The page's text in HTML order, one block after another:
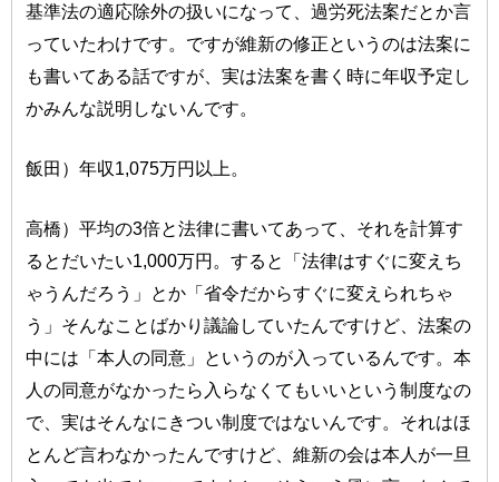
基準法の適応除外の扱いになって、過労死法案だとか言
っていたわけです。ですが維新の修正というのは法案に
も書いてある話ですが、実は法案を書く時に年収予定し
かみんな説明しないんです。
飯田）年収1,075万円以上。
高橋）平均の3倍と法律に書いてあって、それを計算す
るとだいたい1,000万円。すると「法律はすぐに変えち
ゃうんだろう」とか「省令だからすぐに変えられちゃ
う」そんなことばかり議論していたんですけど、法案の
中には「本人の同意」というのが入っているんです。本
人の同意がなかったら入らなくてもいいという制度なの
で、実はそんなにきつい制度ではないんです。それはほ
とんど言わなかったんですけど、維新の会は本人が一旦